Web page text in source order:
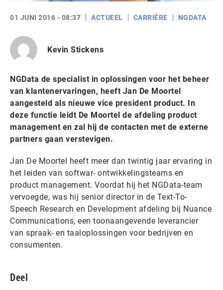
01 JUNI 2016 - 08:37 ACTUEEL CARRIÈRE NGDATA
Kevin Stickens
NGData de specialist in oplossingen voor het beheer
van klantenervaringen, heeft Jan De Moortel
aangesteld als nieuwe vice president product. In
deze functie leidt De Moortel de afdeling product
management en zal hij de contacten met de externe
partners gaan verstevigen.
Jan De Moortel heeft meer dan twintig jaar ervaring in
het leiden van softwar- ontwikkelingsteams en
product management. Voordat hij het NGData-team
vervoegde, was hij senior director in de Text-To-
Speech Research en Development afdeling bij Nuance
Communications, een toonaangevende leverancier
van spraak- en taaloplossingen voor bedrijven en
consumenten.
Deel